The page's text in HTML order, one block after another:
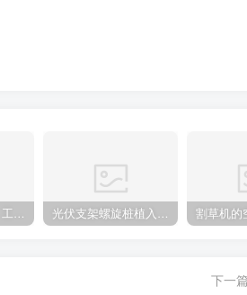
履带护坡打桩机：工地施工利器 光伏支架螺旋桩植入设备：高效光伏支架安装工具，螺旋桩植入快速稳固
下一